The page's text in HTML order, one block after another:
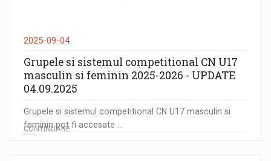
2025-09-04
Grupele si sistemul competitional CN U17
masculin si feminin 2025-2026 - UPDATE
04.09.2025
Grupele si sistemul competitional CN U17 masculin si
feminin pot fi accesate ...
CONTINUARE